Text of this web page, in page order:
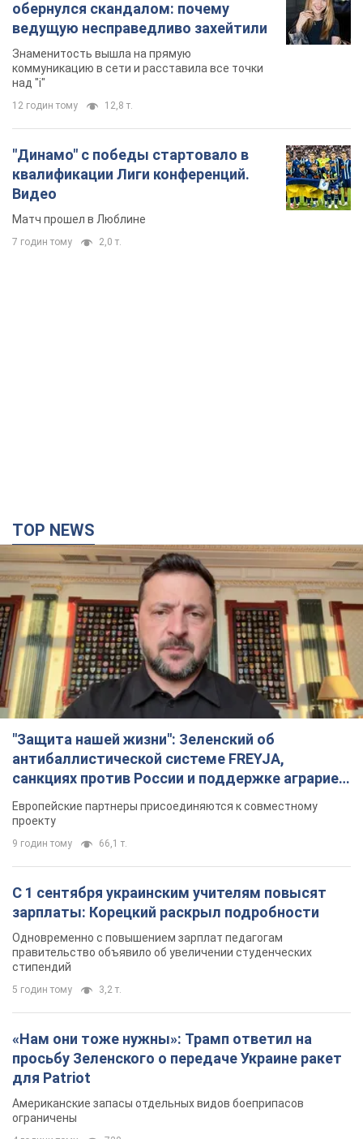
обернулся скандалом: почему
ведущую несправедливо захейтили
Знаменитость вышла на прямую
коммуникацию в сети и расставила все точки
над "i"
12 годин тому 12,8 т.
"Динамо" с победы стартовало в
квалификации Лиги конференций.
Видео
Матч прошел в Люблине
7 годин тому 2,0 т.
TOP NEWS
"Защита нашей жизни": Зеленский об
антибаллистической системе FREYJA,
санкциях против России и поддержке аграриев.
Видео
Европейские партнеры присоединяются к совместному
проекту
9 годин тому 66,1 т.
С 1 сентября украинским учителям повысят
зарплаты: Корецкий раскрыл подробности
Одновременно с повышением зарплат педагогам
правительство объявило об увеличении студенческих
стипендий
5 годин тому 3,2 т.
«Нам они тоже нужны»: Трамп ответил на
просьбу Зеленского о передаче Украине ракет
для Patriot
Американские запасы отдельных видов боеприпасов
ограничены